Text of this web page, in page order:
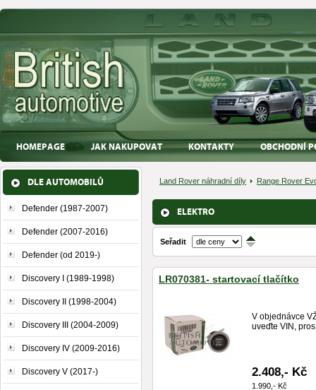
HOMEPAGE JAK NAKUPOVAT KONTAKTY OBCHODNÍ
DLE AUTOMOBILŮ
Defender (1987-2007)
Defender (2007-2016)
Defender (od 2019-)
Discovery I (1989-1998)
Discovery II (1998-2004)
Discovery III (2004-2009)
Discovery IV (2009-2016)
Discovery V (2017-)
Land Rover náhradní díly Range Rover
ELEKTRO
Seřadit ↑
↓
LR070381- startovací tlačítko
V objednávce
uveďte VIN,
2.408,- Kč
1.990,- Kč